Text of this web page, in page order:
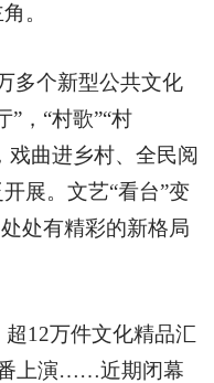
。
多个新型公共文化
”，“村歌”“村
戏曲进乡村、全民阅
展。文艺“看台”变
处有精彩的新格局
12万件文化精品汇
上演……近期闭幕